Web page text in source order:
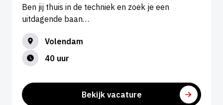
Ben jij thuis in de techniek en zoek je een
uitdagende baan…
Volendam
40 uur
Bekijk vacature